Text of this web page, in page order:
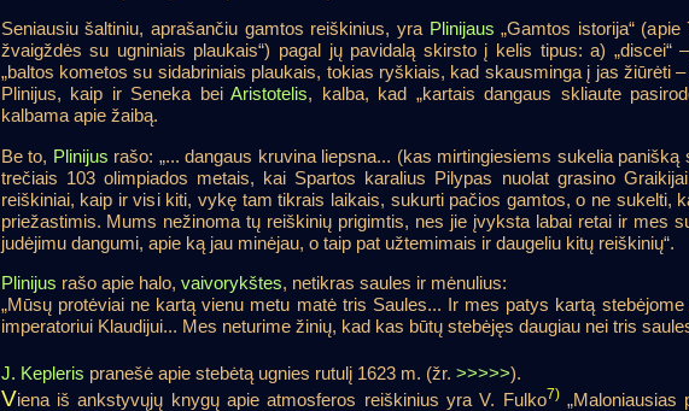
Seniausiu šaltiniu, aprašančiu gamtos reiškinius, yra Plinijaus „Gamtos istorija“
žvaigždės su ugniniais plaukais“) pagal jų pavidalą skirsto į kelis tipus: a) „discei“
„baltos kometos su sidabriniais plaukais, tokias ryškiais, kad skausminga į jas žiūrėti
Plinijus, kaip ir Seneka bei Aristotelis, kalba, kad „kartais dangaus skliaute
kalbama apie žaibą.
Be to, Plinijus rašo: „... dangaus kruvina liepsna... (kas mirtingiesiems sukelia
trečiais 103 olimpiados metais, kai Spartos karalius Pilypas nuolat grasino
reiškiniai, kaip ir visi kiti, vykę tam tikrais laikais, sukurti pačios gamtos, o ne sukelti,
priežastimis. Mums nežinoma tų reiškinių prigimtis, nes jie įvyksta labai retai ir mes
judėjimu dangumi, apie ką jau minėjau, o taip pat užtemimais ir daugeliu kitų reiškinių“.
Plinijus rašo apie halo, vaivorykštes, netikras saules ir mėnulius:
„Mūsų protėviai ne kartą vienu metu matė tris Saules... Ir mes patys kartą
imperatoriui Klaudijui... Mes neturime žinių, kad kas būtų stebėjęs daugiau nei tris
J. Kepleris pranešė apie stebėtą ugnies rutulį 1623 m. (žr. >>>>>).
Viena iš ankstyvųjų knygų apie atmosferos reiškinius yra V. Fulko7)„Maloniausias